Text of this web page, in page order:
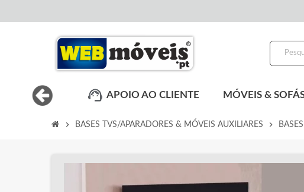
APOIO AO CLIENTE MÓVEIS &
chevron_right BASES TVS/APARADORES & MÓVEIS AUXILIARES chevron_right